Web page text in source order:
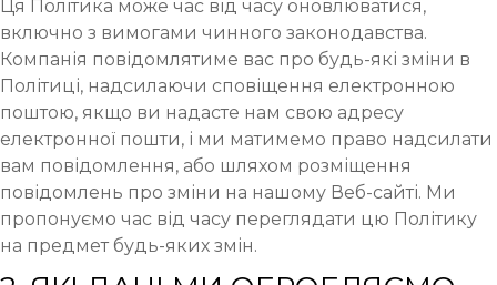
Ця Політика може час від часу оновлюватися,
включно з вимогами чинного законодавства.
Компанія повідомлятиме вас про будь-які зміни в
Політиці, надсилаючи сповіщення електронною
поштою, якщо ви надасте нам свою адресу
електронної пошти, і ми матимемо право надсилати
вам повідомлення, або шляхом розміщення
повідомлень про зміни на нашому Веб-сайті. Ми
пропонуємо час від часу переглядати цю Політику
на предмет будь-яких змін.